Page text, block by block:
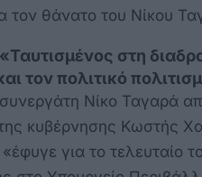
τον θάνατο του Νίκου
στη
τον πολιτικό
Νίκο Ταγαρά
κυβέρνησης Κωστής
για το τελευταίο